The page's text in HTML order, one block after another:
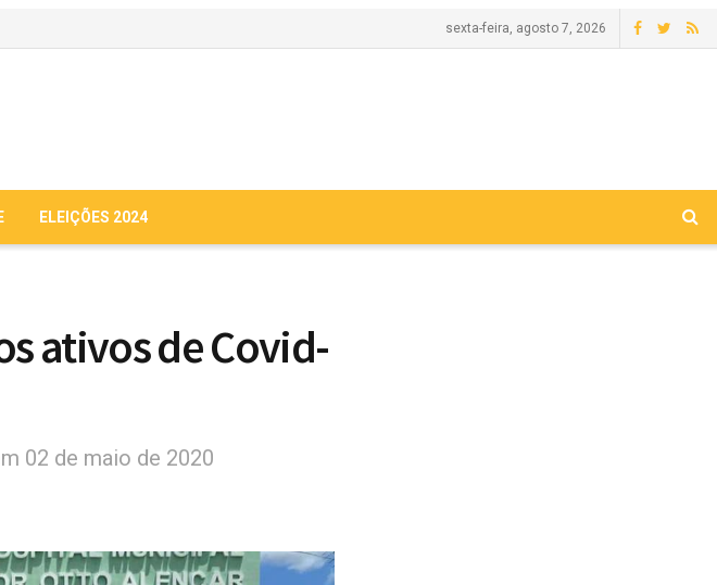
sexta-feira, agosto 7, 2026
ELEIÇÕES 2024
ativos de Covid-
02 de maio de 2020